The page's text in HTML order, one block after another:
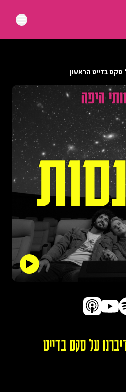
סקס בדייט הראשון
על סקס בדייט